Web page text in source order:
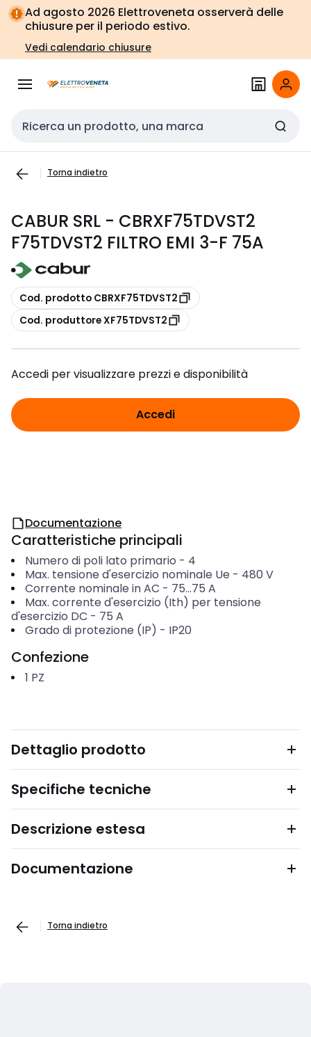
Vai alla
navigazione
Vai
alla
pagina
Ad agosto 2026 Elettroveneta osserverà delle
chiusure per il periodo estivo.
Vedi calendario chiusure
Cerca input
Torna indietro
CABUR SRL - CBRXF75TDVST2
F75TDVST2 FILTRO EMI 3-F 75A
copia
Cod. prodotto CBRXF75TDVST2
copia
Cod. produttore XF75TDVST2
Accedi per visualizzare prezzi e disponibilità
Accedi
Documentazione
Caratteristiche principali
Numero di poli lato primario - 4
Max. tensione d'esercizio nominale Ue - 480 V
Corrente nominale in AC - 75...75 A
Max. corrente d'esercizio (Ith) per tensione
d'esercizio DC - 75 A
Grado di protezione (IP) - IP20
Confezione
1 PZ
Dettaglio prodotto
Specifiche tecniche
Descrizione estesa
Documentazione
Torna indietro